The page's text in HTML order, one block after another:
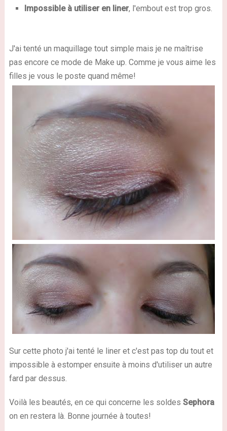
Impossible à utiliser en liner, l'embout est trop gros.
J'ai tenté un maquillage tout simple mais je ne maîtrise
pas encore ce mode de Make up. Comme je vous aime les
filles je vous le poste quand même!
Sur cette photo j'ai tenté le liner et c'est pas top du tout et
impossible à estomper ensuite à moins d'utiliser un autre
fard par dessus.
Voilà les beautés, en ce qui concerne les soldes Sephora
on en restera là. Bonne journée à toutes!